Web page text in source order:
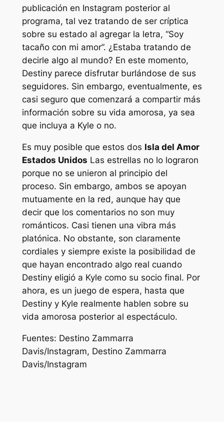
publicación en Instagram posterior al
programa, tal vez tratando de ser críptica
sobre su estado al agregar la letra, “Soy
tacaño con mi amor”. ¿Estaba tratando de
decirle algo al mundo? En este momento,
Destiny parece disfrutar burlándose de sus
seguidores. Sin embargo, eventualmente, es
casi seguro que comenzará a compartir más
información sobre su vida amorosa, ya sea
que incluya a Kyle o no.
Es muy posible que estos dos Isla del Amor
Estados Unidos Las estrellas no lo lograron
porque no se unieron al principio del
proceso. Sin embargo, ambos se apoyan
mutuamente en la red, aunque hay que
decir que los comentarios no son muy
románticos. Casi tienen una vibra más
platónica. No obstante, son claramente
cordiales y siempre existe la posibilidad de
que hayan encontrado algo real cuando
Destiny eligió a Kyle como su socio final. Por
ahora, es un juego de espera, hasta que
Destiny y Kyle realmente hablen sobre su
vida amorosa posterior al espectáculo.
Fuentes: Destino Zammarra
Davis/Instagram, Destino Zammarra
Davis/Instagram